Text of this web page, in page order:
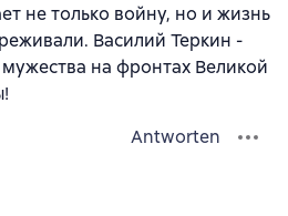
не только войну, но и жизнь
Василий Теркин -
на фронтах Великой
Antworten